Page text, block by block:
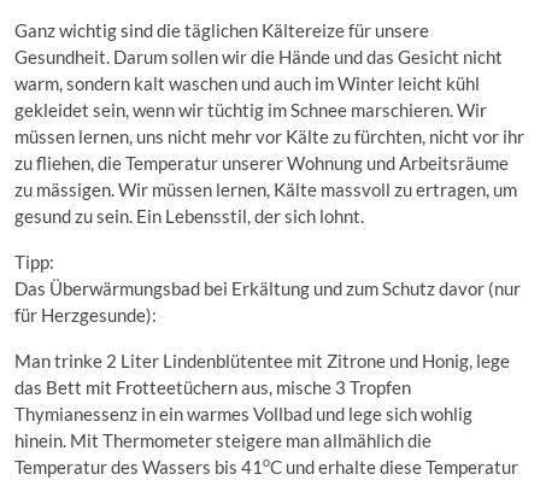
Ganz wichtig sind die täglichen Kältereize für unsere
Gesundheit. Darum sollen wir die Hände und das Gesicht nicht
warm, sondern kalt waschen und auch im Winter leicht kühl
gekleidet sein, wenn wir tüchtig im Schnee marschieren. Wir
müssen lernen, uns nicht mehr vor Kälte zu fürchten, nicht vor ihr
zu fliehen, die Temperatur unserer Wohnung und Arbeitsräume
zu mässigen. Wir müssen lernen, Kälte massvoll zu ertragen, um
gesund zu sein. Ein Lebensstil, der sich lohnt.
Tipp:
Das Überwärmungsbad bei Erkältung und zum Schutz davor (nur
für Herzgesunde):
Man trinke 2 Liter Lindenblütentee mit Zitrone und Honig, lege
das Bett mit Frotteetüchern aus, mische 3 Tropfen
Thymianessenz in ein warmes Vollbad und lege sich wohlig
hinein. Mit Thermometer steigere man allmählich die
Temperatur des Wassers bis 41 oC und erhalte diese Temperatur